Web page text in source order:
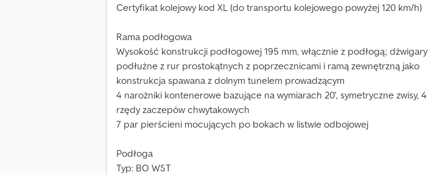
Certyfikat kolejowy kod XL (do transportu kolejowego powyżej 120 km/h)
Rama podłogowa
Wysokość konstrukcji podłogowej 195 mm, włącznie z podłogą; dźwigary
podłużne z rur prostokątnych z poprzecznicami i ramą zewnętrzną jako
konstrukcja spawana z dolnym tunelem prowadzącym
4 narożniki kontenerowe bazujące na wymiarach 20', symetryczne zwisy, 4
rzędy zaczepów chwytakowych
7 par pierścieni mocujących po bokach w listwie odbojowej
Podłoga
Typ: BO WST